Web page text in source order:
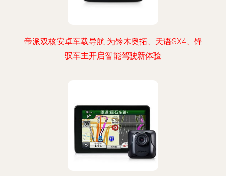
帝派双核安卓车载导航 为铃木奥拓、天语SX4、锋
驭车主开启智能驾驶新体验